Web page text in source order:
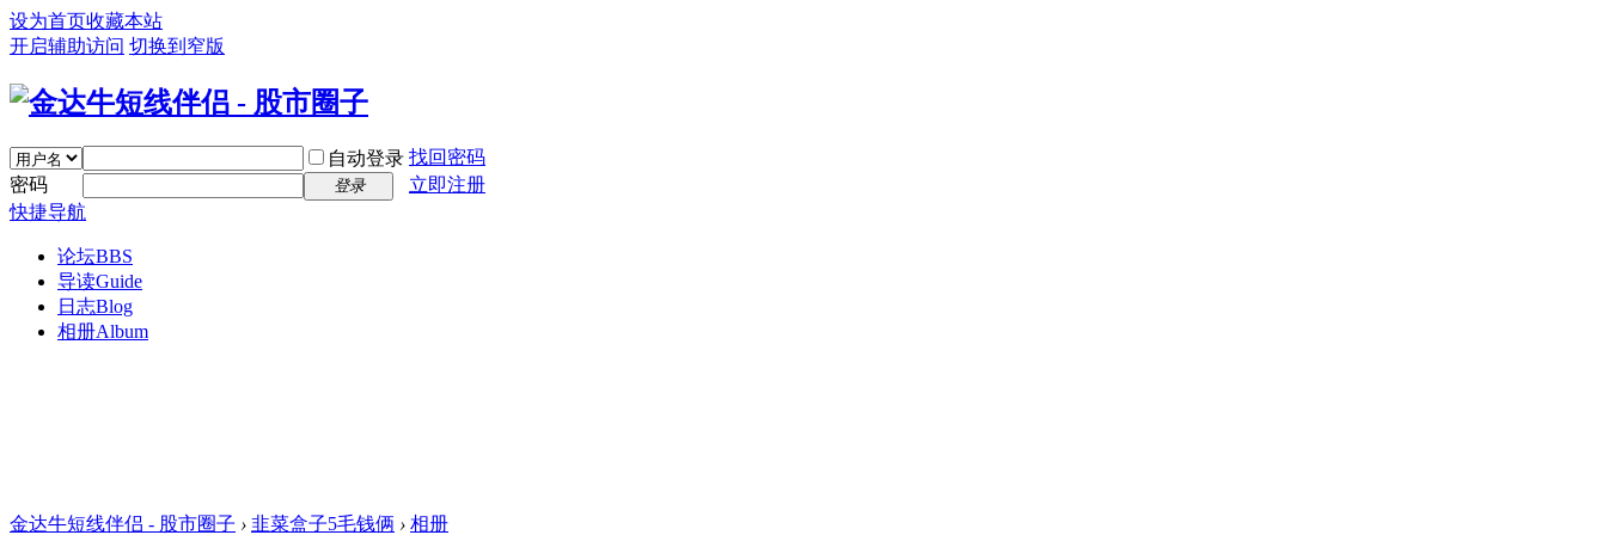
设为首页收藏本站
开启辅助访问 切换到窄版
自动登录 找回密码
密码
登录
立即注册
快捷导航
论坛BBS
导读Guide
日志Blog
相册Album
金达牛短线伴侣 - 股市圈子 › 韭菜盒子5毛钱俩 › 相册